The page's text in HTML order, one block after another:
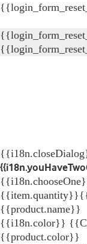
{{product.name}}
{{i18n.color}}
{{product.color}}